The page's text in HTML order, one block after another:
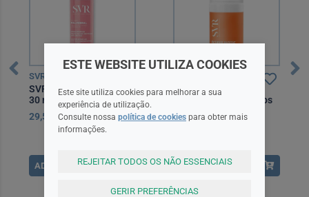
SVR
SVR Bálsamo Palpebral
30 ml
29,50EUR
ADICIONAR
SVR [C] Eye Biotic
Creme Contorno Olhos
15 ml
31,50EUR
ADICIONAR
ESTE WEBSITE UTILIZA COOKIES
Este site utiliza cookies para melhorar a sua
experiência de utilização.
Consulte nossa política de cookies para obter mais
informações.
REJEITAR TODOS OS NÃO ESSENCIAIS
GERIR PREFERÊNCIAS